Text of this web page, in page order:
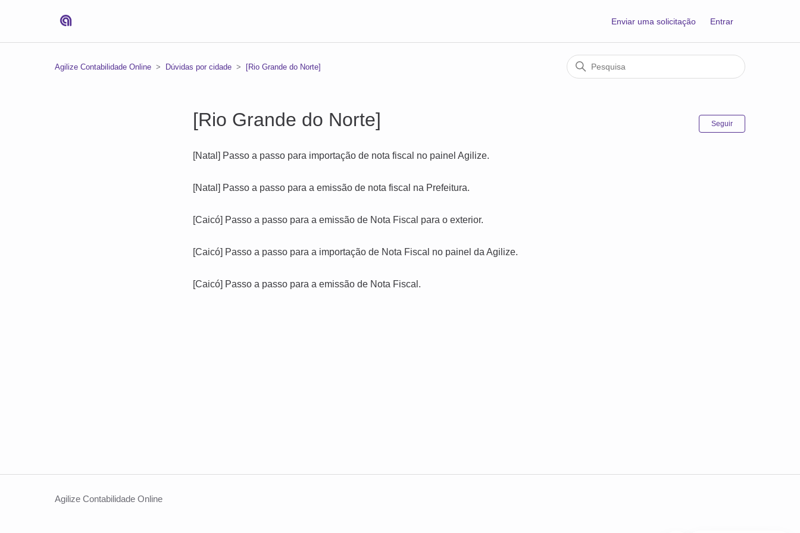
Enviar uma solicitação Entrar
Agilize Contabilidade Online Dúvidas por cidade [Rio Grande do Norte]
[Rio Grande do Norte] Seguir
[Natal] Passo a passo para importação de nota fiscal no painel Agilize.
[Natal] Passo a passo para a emissão de nota fiscal na Prefeitura.
[Caicó] Passo a passo para a emissão de Nota Fiscal para o exterior.
[Caicó] Passo a passo para a importação de Nota Fiscal no painel da Agilize.
[Caicó] Passo a passo para a emissão de Nota Fiscal.
Agilize Contabilidade Online